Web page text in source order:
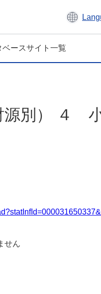
ベースサイト一覧
源別） ４
せん